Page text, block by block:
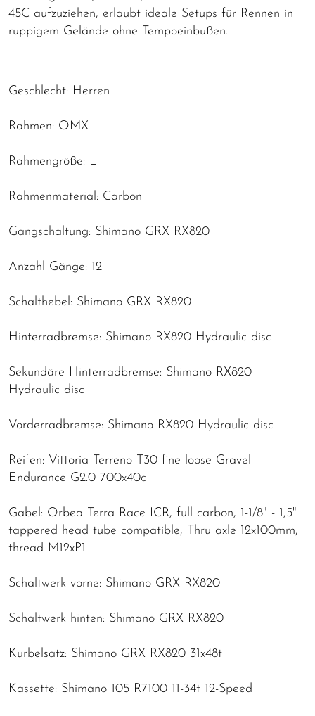
45C aufzuziehen, erlaubt ideale Setups für Rennen in
ruppigem Gelände ohne Tempoeinbußen.
Geschlecht: Herren
Rahmen: OMX
Rahmengröße: L
Rahmenmaterial: Carbon
Gangschaltung: Shimano GRX RX820
Anzahl Gänge: 12
Schalthebel: Shimano GRX RX820
Hinterradbremse: Shimano RX820 Hydraulic disc
Sekundäre Hinterradbremse: Shimano RX820
Hydraulic disc
Vorderradbremse: Shimano RX820 Hydraulic disc
Reifen: Vittoria Terreno T30 fine loose Gravel
Endurance G2.0 700x40c
Gabel: Orbea Terra Race ICR, full carbon, 1-1/8" - 1,5"
tappered head tube compatible, Thru axle 12x100mm,
thread M12xP1
Schaltwerk vorne: Shimano GRX RX820
Schaltwerk hinten: Shimano GRX RX820
Kurbelsatz: Shimano GRX RX820 31x48t
Kassette: Shimano 105 R7100 11-34t 12-Speed